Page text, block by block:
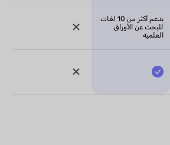
يدعم أكثر من 10 لغات
للبحث عن الأوراق
العلمية